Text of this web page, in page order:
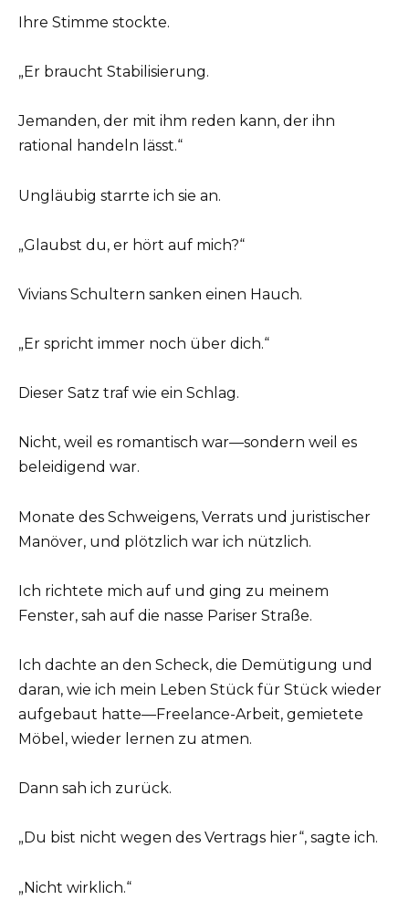
Ihre Stimme stockte.
„Er braucht Stabilisierung.
Jemanden, der mit ihm reden kann, der ihn
rational handeln lässt.“
Ungläubig starrte ich sie an.
„Glaubst du, er hört auf mich?“
Vivians Schultern sanken einen Hauch.
„Er spricht immer noch über dich.“
Dieser Satz traf wie ein Schlag.
Nicht, weil es romantisch war—sondern weil es
beleidigend war.
Monate des Schweigens, Verrats und juristischer
Manöver, und plötzlich war ich nützlich.
Ich richtete mich auf und ging zu meinem
Fenster, sah auf die nasse Pariser Straße.
Ich dachte an den Scheck, die Demütigung und
daran, wie ich mein Leben Stück für Stück wieder
aufgebaut hatte—Freelance-Arbeit, gemietete
Möbel, wieder lernen zu atmen.
Dann sah ich zurück.
„Du bist nicht wegen des Vertrags hier“, sagte ich.
„Nicht wirklich.“